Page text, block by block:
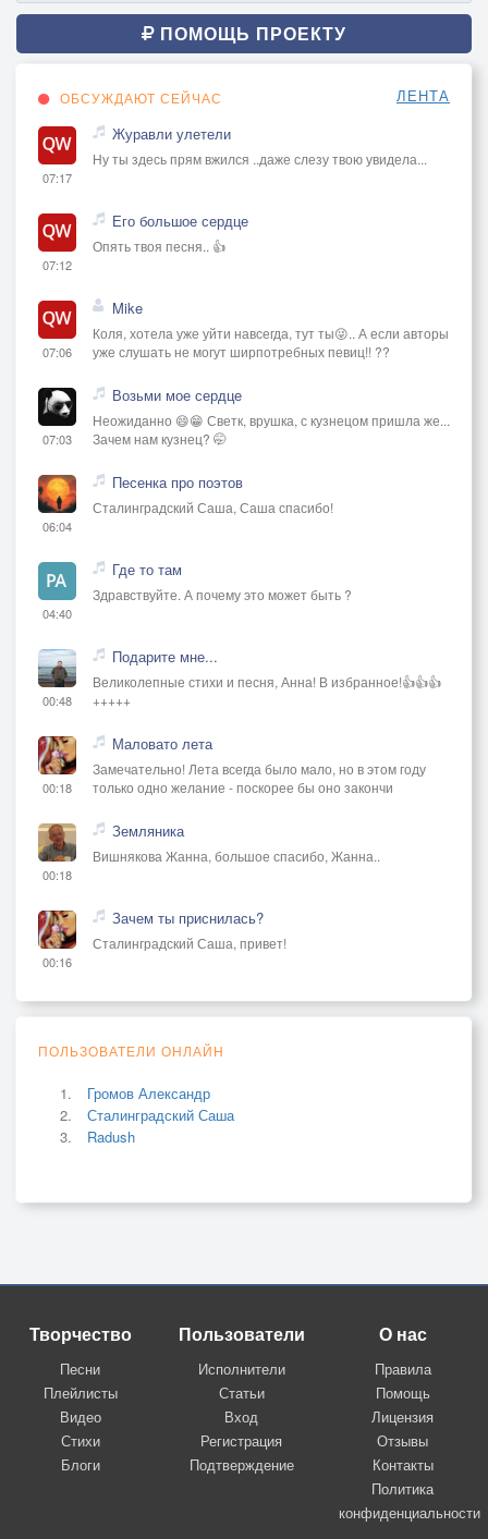
ПОМОЩЬ ПРОЕКТУ
ОБСУЖДАЮТ СЕЙЧАС ЛЕНТА
07:17
Журавли улетели
Ну ты здесь прям вжился ..даже слезу твою увидела...
07:12
Его большое сердце
Опять твоя песня.. 👍
07:06
Mike
Коля, хотела уже уйти навсегда, тут ты😜.. А если авторы
уже слушать не могут ширпотребных певиц!! ??
07:03
Возьми мое сердце
Неожиданно 😄😁 Светк, врушка, с кузнецом пришла же...
Зачем нам кузнец? 🤭
06:04
Песенка про поэтов
Сталинградский Саша, Саша спасибо!
04:40
Где то там
Здравствуйте. А почему это может быть ?
00:48
Подарите мне...
Великолепные стихи и песня, Анна! В избранное!👍👍👍
+++++
00:18
Маловато лета
Замечательно! Лета всегда было мало, но в этом году
только одно желание - поскорее бы оно закончи
00:18
Земляника
Вишнякова Жанна, большое спасибо, Жанна..
00:16
Зачем ты приснилась?
Сталинградский Саша, привет!
ПОЛЬЗОВАТЕЛИ ОНЛАЙН
Громов Александр
Сталинградский Саша
Radush
Творчество
Песни
Плейлисты
Видео
Стихи
Блоги
Пользователи
Исполнители
Статьи
Вход
Регистрация
Подтверждение
О нас
Правила
Помощь
Лицензия
Отзывы
Контакты
Политика
конфиденциальности